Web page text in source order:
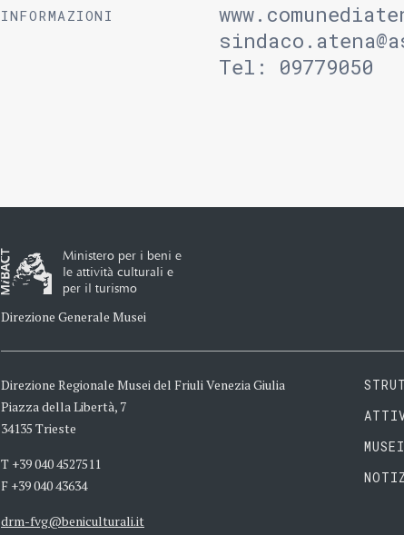
INFORMAZIONI
Tel: 09779050
Ministero per i beni e
le attività culturali e
per il turismo
Direzione Generale Musei
Direzione Regionale Musei del Friuli Venezia Giulia
Piazza della Libertà, 7
34135 Trieste
T +39 040 4527511
F +39 040 43634
drm-fvg@beniculturali.it
MUSEI